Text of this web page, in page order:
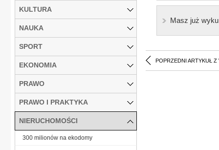
Masz już
POPRZEDNI ARTYKUŁ Z
KULTURA
NAUKA
SPORT
EKONOMIA
PRAWO
PRAWO I PRAKTYKA
NIERUCHOMOŚCI
300 milionów na ekodomy